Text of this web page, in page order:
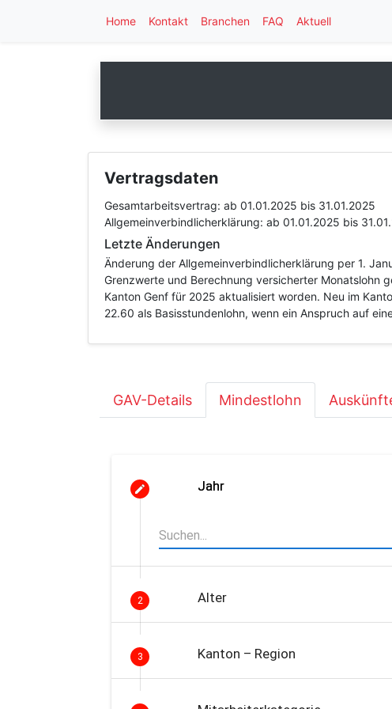
Home Kontakt Branchen FAQ Aktuell
Vertragsdaten
Gesamtarbeitsvertrag: ab 01.01.2025 bis 31.01.2025
Allgemeinverbindlicherklärung: ab 01.01.2025 bis
Letzte Änderungen
Änderung der Allgemeinverbindlicherklärung per 1.
Grenzwerte und Berechnung versicherter Monatslohn
Kanton Genf für 2025 aktualisiert worden. Neu im
22.60 als Basisstundenlohn, wenn ein Anspruch auf
GAV-Details Mindestlohn
Jahr
2 Alter
3 Kanton – Region